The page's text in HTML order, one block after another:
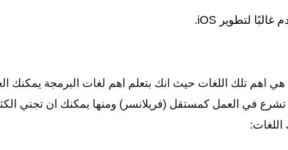
اهم تلك اللغات حيث انك بتعلم اهم لغات البرمجة يمكنك
في العمل كمستقل (فريلانسر) ومنها يمكنك ان تجني